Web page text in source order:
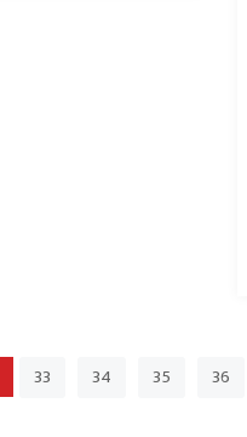
33 34 35 36